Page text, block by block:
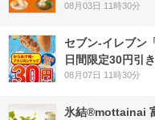
08月03日 11時30分
セブン‐イレブン
日間限定30円引
08月07日 11時30分
氷結®mottainai